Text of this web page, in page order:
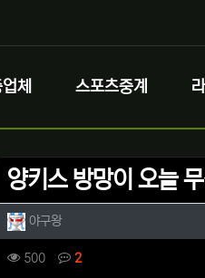
체 스포츠중계
양키스 방망이 오늘
작성자 정보
야구왕작성
컨텐츠 정보
500조회 2댓글